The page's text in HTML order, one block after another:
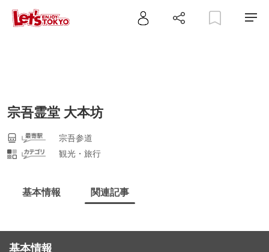
宗吾霊堂 大本坊
宗吾参道
観光・旅行
基本情報 関連記事
基本情報